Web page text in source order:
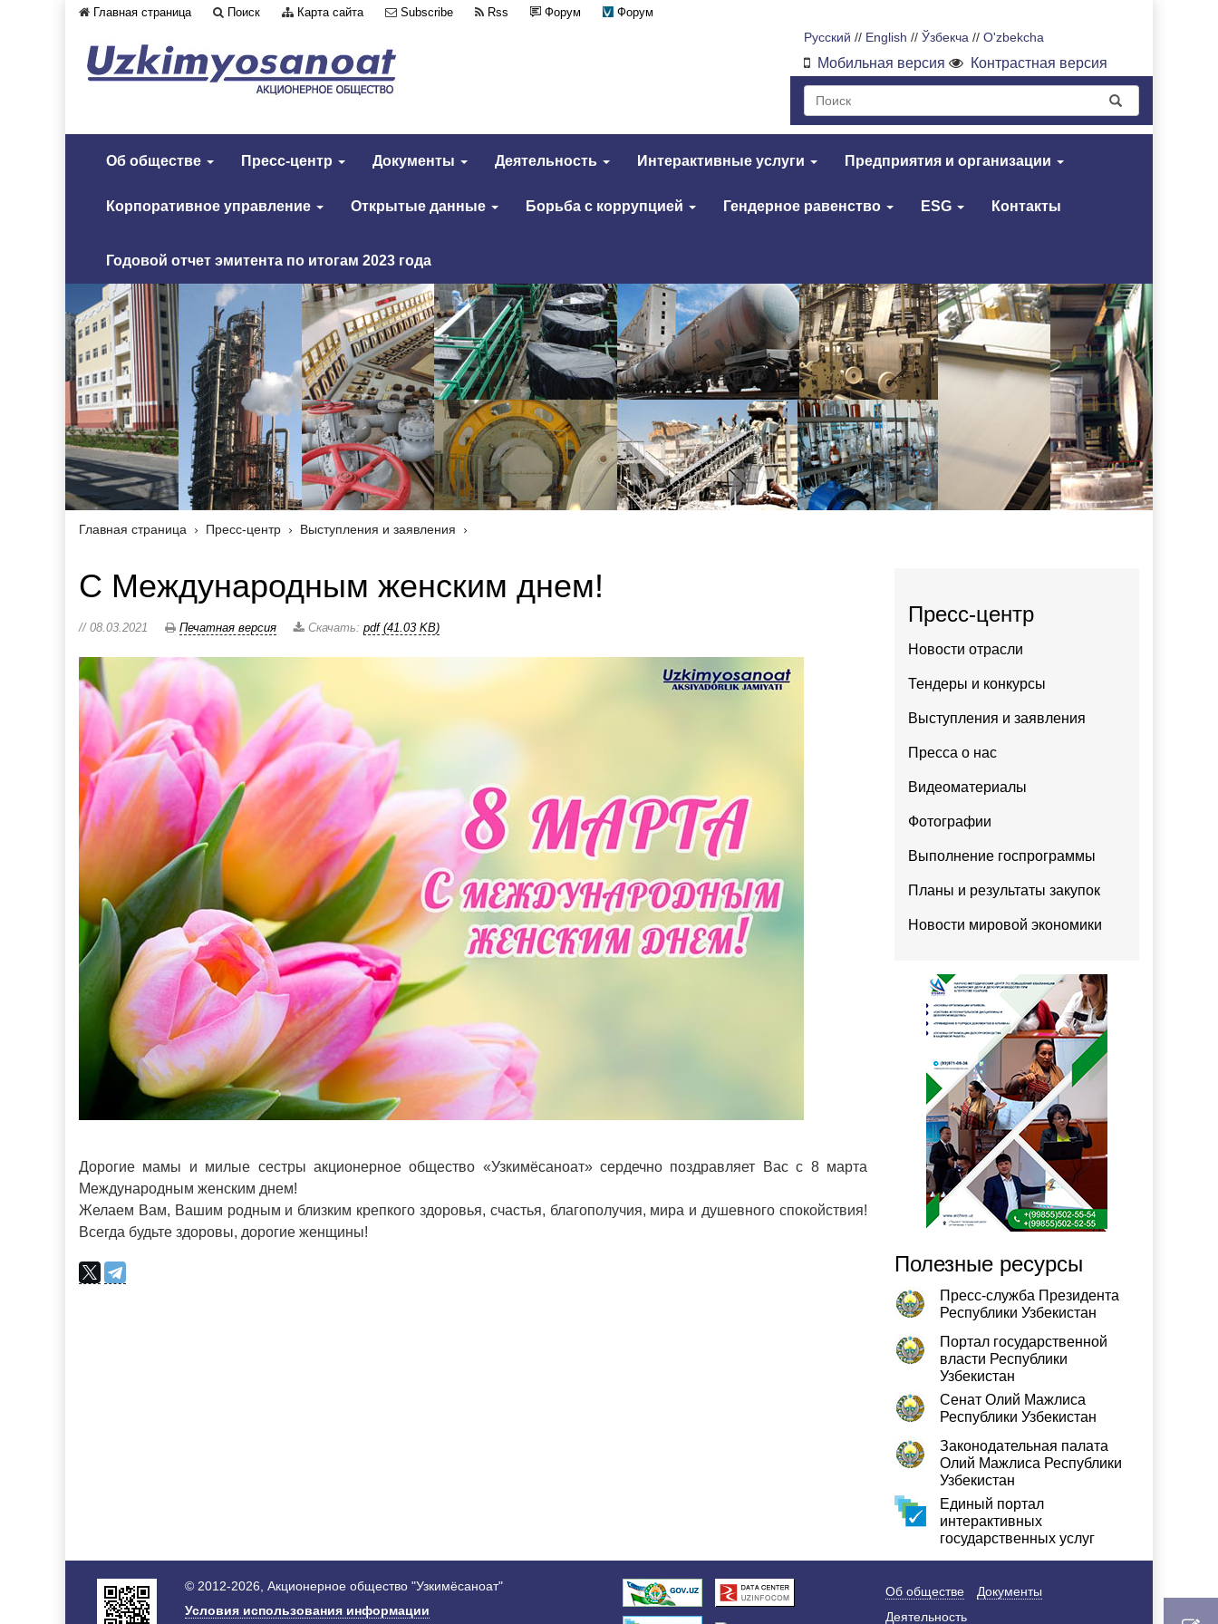
Главная страница Поиск Карта сайта Subscribe Rss Форум
Форум
Русский // English // Ўзбекча // O'zbekcha
Мобильная версия Контрастная версия
Об обществе Пресс-центр Документы Деятельность Интерактивные услуги Предприятия и организации
Корпоративное управление Открытые данные Борьба с коррупцией Гендерное равенство ESG Контакты
Годовой отчет эмитента по итогам 2023 года
Главная страница Пресс-центр Выступления и заявления
С Международным женским днем!
// 08.03.2021 Печатная версия Скачать: pdf (41.03 KB)
Дорогие мамы и милые сестры акционерное общество «Узкимёсаноат» сердечно поздравляет Вас с 8 марта
Международным женским днем!
Желаем Вам, Вашим родным и близким крепкого здоровья, счастья, благополучия, мира и душевного спокойствия!
Всегда будьте здоровы, дорогие женщины!
Пресс-центр
Новости отрасли
Тендеры и конкурсы
Выступления и заявления
Пресса о нас
Видеоматериалы
Фотографии
Выполнение госпрограммы
Планы и результаты закупок
Новости мировой экономики
Полезные ресурсы
Пресс-служба Президента
Республики Узбекистан
Портал государственной
власти Республики
Узбекистан
Сенат Олий Мажлиса
Республики Узбекистан
Законодательная палата
Олий Мажлиса Республики
Узбекистан
Единый портал
интерактивных
государственных услуг
© 2012-2026, Акционерное общество "Узкимёсаноат"
Условия использования информации
Об обществе
Документы
Деятельность